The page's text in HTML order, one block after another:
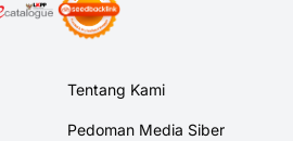
Tentang Kami
Pedoman Media Siber